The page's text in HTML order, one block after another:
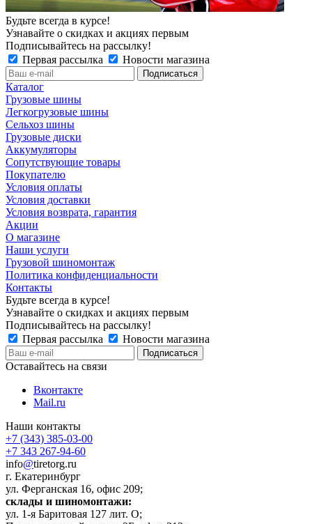
Будьте всегда в курсе!
Узнавайте о скидках и акциях первым
Подписывайтесь на рассылку!
Первая рассылка
Новости магазина
Каталог
Грузовые шины
Легкогрузовые шины
Сельхоз шины
Грузовые диски
Аккумуляторы
Сопутствующие товары
Покупателю
Условия оплаты
Условия доставки
Условия возврата, гарантия
Акции
О магазине
Наши услуги
Грузовой шиномонтаж
Политика конфиденциальности
Контакты
Будьте всегда в курсе!
Узнавайте о скидках и акциях первым
Подписывайтесь на рассылку!
Первая рассылка
Новости магазина
Оставайтесь на связи
Вконтакте
Mail.ru
Наши контакты
+7 (343) 385-03-00
+7 343 267-94-60
info@tiretorg.ru
г. Екатеринбург
ул. Ферганская 16, офис 209;
склады и шиномонтажи:
ул. 1-я Баритовая 127 лит. О;